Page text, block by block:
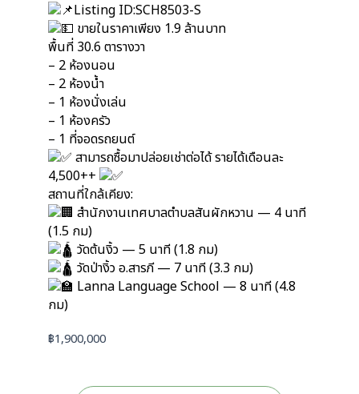
Listing ID:SCH8503-S
ขายในราคาเพียง 1.9 ล้านบาท
พื้นที่ 30.6 ตารางวา
– 2 ห้องนอน
– 2 ห้องน้ำ
– 1 ห้องนั่งเล่น
– 1 ห้องครัว
– 1 ที่จอดรถยนต์
สามารถซื้อมาปล่อยเช่าต่อได้ รายได้เดือนละ
4,500++
สถานที่ใกล้เคียง:
สำนักงานเทศบาลตำบลสันผักหวาน — 4 นาที
(1.5 กม)
วัดต้นงิ้ว — 5 นาที (1.8 กม)
วัดป่างิ้ว อ.สารภี — 7 นาที (3.3 กม)
Lanna Language School — 8 นาที (4.8
กม)
฿1,900,000